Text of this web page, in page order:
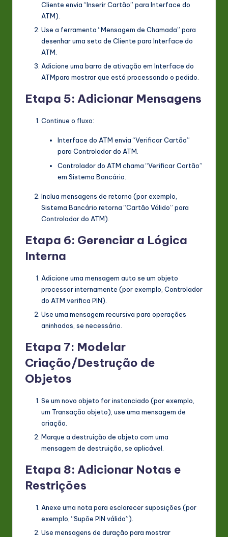
Cliente envia “Inserir Cartão” para Interface do
ATM).
Use a ferramenta “Mensagem de Chamada” para
desenhar uma seta de Cliente para Interface do
ATM.
Adicione uma barra de ativação em Interface do
ATMpara mostrar que está processando o pedido.
Etapa 5: Adicionar Mensagens
Continue o fluxo:
Interface do ATM envia “Verificar Cartão”
para Controlador do ATM.
Controlador do ATM chama “Verificar Cartão”
em Sistema Bancário
Inclua mensagens de retorno (por exemplo,
Sistema Bancário retorna “Cartão Válido” para
Controlador do ATM).
Etapa 6: Gerenciar a Lógica
Interna
Adicione uma mensagem auto se um objeto
processar internamente (por exemplo, Controlador
do ATM verifica PIN).
Use uma mensagem recursiva para operações
aninhadas, se necessário.
Etapa 7: Modelar
Criação/Destrução de
Objetos
Se um novo objeto for instanciado (por exemplo,
um Transação objeto), use uma mensagem de
criação.
Marque a destruição de objeto com uma
mensagem de destruição, se aplicável.
Etapa 8: Adicionar Notas e
Restrições
Anexe uma nota para esclarecer suposições (por
exemplo, “Supõe PIN válido”).
Use mensagens de duração para mostrar